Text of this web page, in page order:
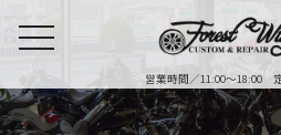
営業時間／11:00〜18:00
toggle
navigation